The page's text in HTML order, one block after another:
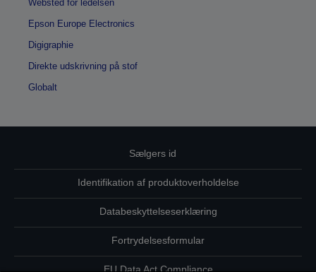
Websted for ledelsen
Epson Europe Electronics
Digigraphie
Direkte udskrivning på stof
Globalt
Sælgers id
Identifikation af produktoverholdelse
Databeskyttelseserklæring
Fortrydelsesformular
EU Data Act Compliance